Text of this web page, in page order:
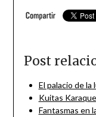
Post
El palacio de
Kuitas
Fantasmas en